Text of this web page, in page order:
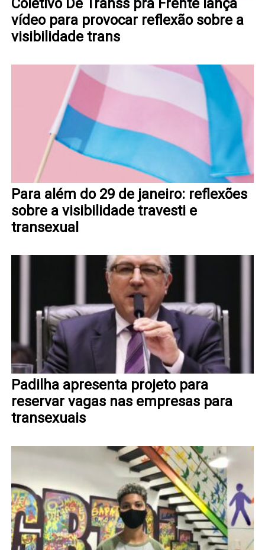
Coletivo De Transs pra Frente lança
vídeo para provocar reflexão sobre a
visibilidade trans
Para além do 29 de janeiro: reflexões
sobre a visibilidade travesti e
transexual
Padilha apresenta projeto para
reservar vagas nas empresas para
transexuais